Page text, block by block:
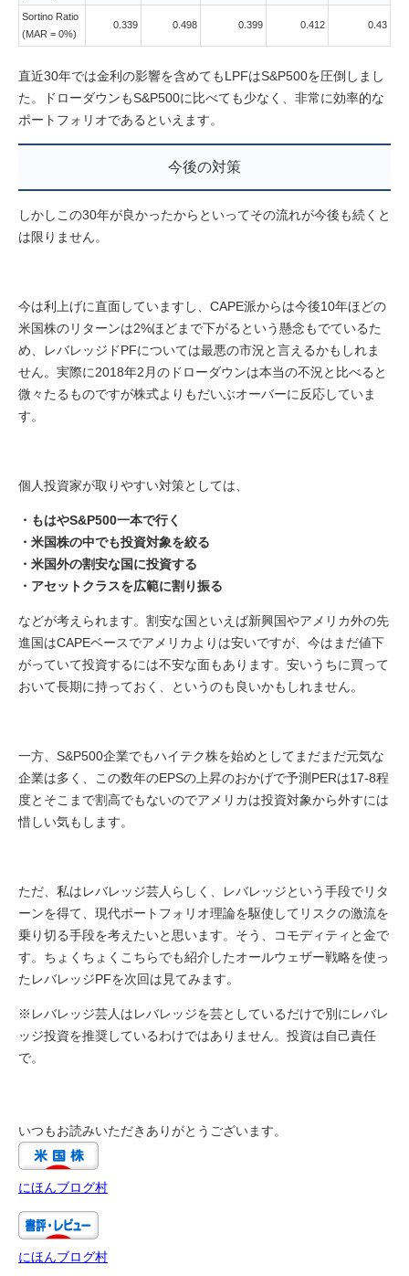
Sortino Ratio
(MAR = 0%)
0.339 0.498 0.399 0.412 0.43
直近30年では金利の影響を含めてもLPFはS&P500を圧倒しまし
た。ドローダウンもS&P500に比べても少なく、非常に効率的な
ポートフォリオであるといえます。
今後の対策
しかしこの30年が良かったからといってその流れが今後も続くと
は限りません。
今は利上げに直面していますし、CAPE派からは今後10年ほどの
米国株のリターンは2%ほどまで下がるという懸念もでているた
め、レバレッジドPFについては最悪の市況と言えるかもしれま
せん。実際に2018年2月のドローダウンは本当の不況と比べると
微々たるものですが株式よりもだいぶオーバーに反応していま
す。
個人投資家が取りやすい対策としては、
・もはやS&P500一本で行く
・米国株の中でも投資対象を絞る
・米国外の割安な国に投資する
・アセットクラスを広範に割り振る
などが考えられます。割安な国といえば新興国やアメリカ外の先
進国はCAPEベースでアメリカよりは安いですが、今はまだ値下
がっていて投資するには不安な面もあります。安いうちに買って
おいて長期に持っておく、というのも良いかもしれません。
一方、S&P500企業でもハイテク株を始めとしてまだまだ元気な
企業は多く、この数年のEPSの上昇のおかげで予測PERは17-8程
度とそこまで割高でもないのでアメリカは投資対象から外すには
惜しい気もします。
ただ、私はレバレッジ芸人らしく、レバレッジという手段でリタ
ーンを得て、現代ポートフォリオ理論を駆使してリスクの激流を
乗り切る手段を考えたいと思います。そう、コモディティと金で
す。ちょくちょくこちらでも紹介したオールウェザー戦略を使っ
たレバレッジPFを次回は見てみます。
※レバレッジ芸人はレバレッジを芸としているだけで別にレバレ
ッジ投資を推奨しているわけではありません。投資は自己責任
で。
いつもお読みいただきありがとうございます。
にほんブログ村
にほんブログ村